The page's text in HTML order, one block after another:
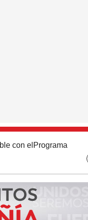
con el Programa